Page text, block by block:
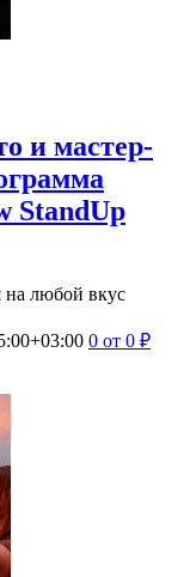
и мастер-
StandUp
на любой вкус
0 от 0 ₽